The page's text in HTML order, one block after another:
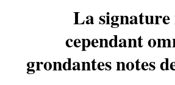
La
cependant
grondantes notes